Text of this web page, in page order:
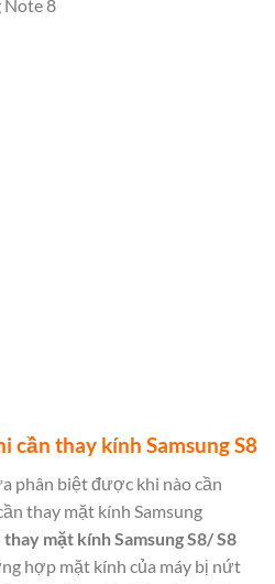
Note 8
cần thay kính Samsung S8
phân biệt được khi nào cần
thay mặt kính Samsung
thay mặt kính Samsung S8/ S8
hợp mặt kính của máy bị nứt